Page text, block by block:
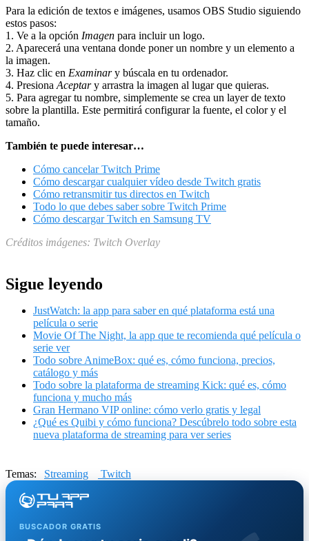
Para la edición de textos e imágenes, usamos OBS Studio siguiendo
estos pasos:
1. Ve a la opción Imagen para incluir un logo.
2. Aparecerá una ventana donde poner un nombre y un elemento a
la imagen.
3. Haz clic en Examinary búscala en tu ordenador.
4. Presiona Aceptary arrastra la imagen al lugar que quieras.
5. Para agregar tu nombre, simplemente se crea un layer de texto
sobre la plantilla. Este permitirá configurar la fuente, el color y el
tamaño.
También te puede interesar…
Cómo cancelar Twitch Prime
Cómo descargar cualquier vídeo desde Twitch gratis
Cómo retransmitir tus directos en Twitch
Todo lo que debes saber sobre Twitch Prime
Cómo descargar Twitch en Samsung TV
Créditos imágenes: Twitch Overlay
Sigue leyendo
JustWatch: la app para saber en qué plataforma está una
película o serie
Movie Of The Night, la app que te recomienda qué película o
serie ver
Todo sobre AnimeBox: qué es, cómo funciona, precios,
catálogo y más
Todo sobre la plataforma de streaming Kick: qué es, cómo
funciona y mucho más
Gran Hermano VIP online: cómo verlo gratis y legal
¿Qué es Quibi y cómo funciona? Descúbrelo todo sobre esta
nueva plataforma de streaming para ver series
Temas: Streaming Twitch
BUSCADOR GRATIS